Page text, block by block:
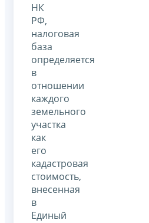
НК
РФ,
налоговая
база
определяется
в
отношении
каждого
земельного
участка
как
его
кадастровая
стоимость,
внесенная
в
Единый